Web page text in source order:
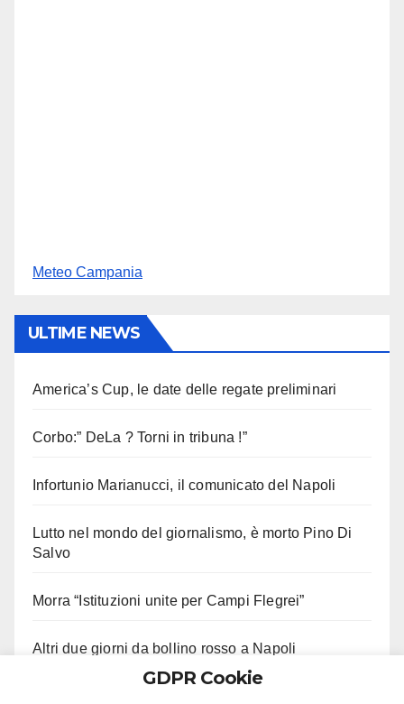
Meteo Campania
ULTIME NEWS
America’s Cup, le date delle regate preliminari
Corbo:” DeLa ? Torni in tribuna !”
Infortunio Marianucci, il comunicato del Napoli
Lutto nel mondo del giornalismo, è morto Pino Di
Salvo
Morra “Istituzioni unite per Campi Flegrei”
Altri due giorni da bollino rosso a Napoli
GDPR Cookie